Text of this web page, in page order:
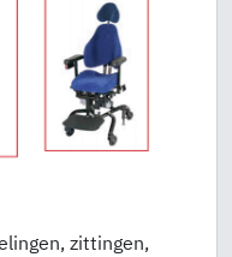
zittingen,